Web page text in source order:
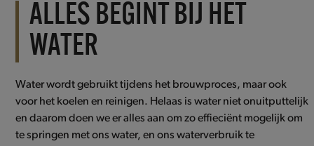
ALLES BEGINT BIJ HET
WATER
Water wordt gebruikt tijdens het brouwproces, maar ook
voor het koelen en reinigen. Helaas is water niet onuitputtelijk
en daarom doen we er alles aan om zo effieciënt mogelijk om
te springen met ons water, en ons waterverbruik te